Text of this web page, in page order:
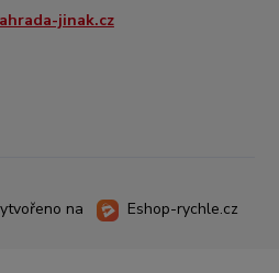
jinak.cz
na Eshop-rychle.cz